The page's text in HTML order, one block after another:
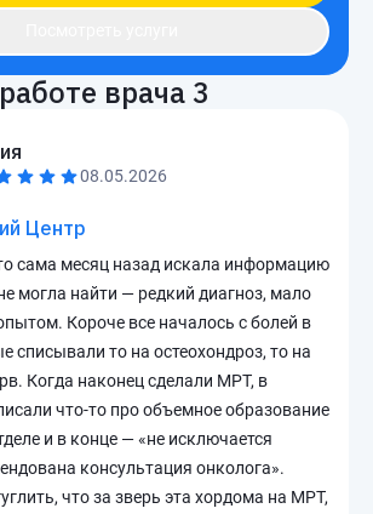
врача 3
08.05.2026
Центр
сама месяц назад искала информацию
могла найти — редкий диагноз, мало
Короче все началось с болей в
списывали то на остеохондроз, то на
Когда наконец сделали МРТ, в
что-то про объемное образование
и в конце — «не исключается
консультация онколога».
что за зверь эта хордома на МРТ,